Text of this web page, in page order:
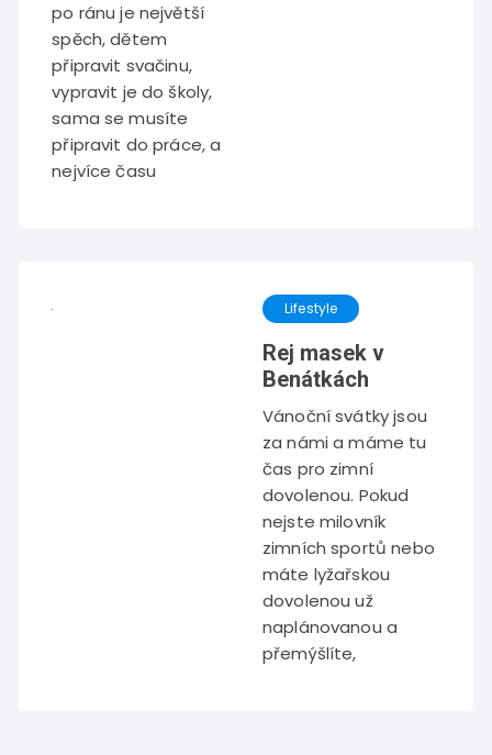
po ránu je největší
spěch, dětem
připravit svačinu,
vypravit je do školy,
sama se musíte
připravit do práce, a
nejvíce času
Lifestyle
Rej masek v
Benátkách
Vánoční svátky jsou
za námi a máme tu
čas pro zimní
dovolenou. Pokud
nejste milovník
zimních sportů nebo
máte lyžařskou
dovolenou už
naplánovanou a
přemýšlíte,